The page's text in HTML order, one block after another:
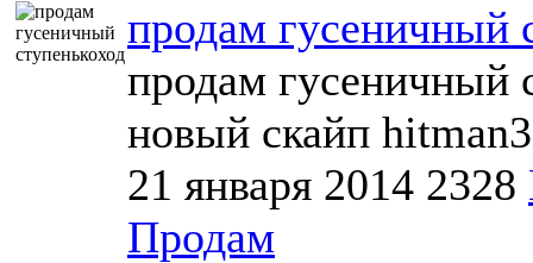
продам гусеничный
продам гусеничный
новый скайп
21 января 2014 2328
Продам